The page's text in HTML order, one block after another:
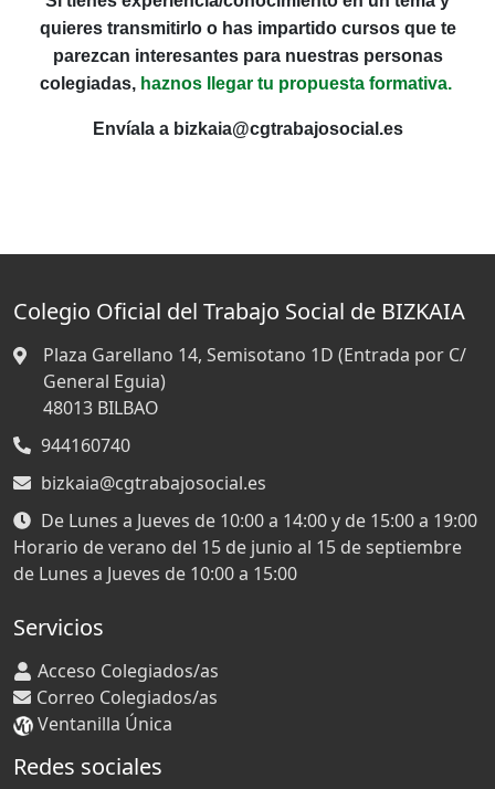
quieres transmitirlo o has impartido cursos que te
parezcan interesantes para nuestras personas
colegiadas, haznos llegar tu propuesta formativa.
Envíala a bizkaia@cgtrabajosocial.es
Colegio Oficial del Trabajo Social de BIZKAIA
Plaza Garellano 14, Semisotano 1D (Entrada por C/
General Eguia)
48013 BILBAO
944160740
bizkaia@cgtrabajosocial.es
De Lunes a Jueves de 10:00 a 14:00 y de 15:00 a 19:00
Horario de verano del 15 de junio al 15 de septiembre
de Lunes a Jueves de 10:00 a 15:00
Servicios
Acceso Colegiados/as
Correo Colegiados/as
Ventanilla Única
Redes sociales